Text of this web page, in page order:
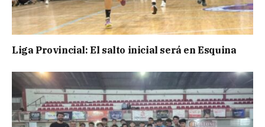
Liga Provincial: El salto inicial será en Esquina